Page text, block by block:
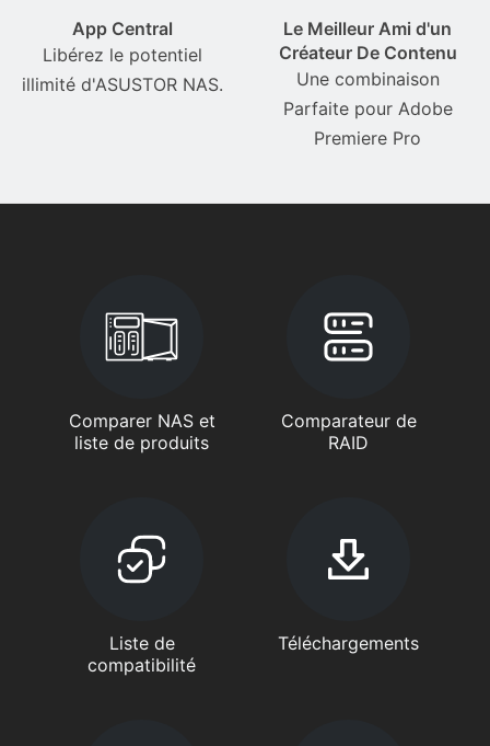
App Central
Libérez le potentiel
illimité d'ASUSTOR NAS.
Le Meilleur Ami d'un
Créateur De Contenu
Une combinaison
Parfaite pour Adobe
Premiere Pro
Comparer NAS et
liste de produits
Comparateur de
RAID
Liste de
compatibilité
Téléchargements